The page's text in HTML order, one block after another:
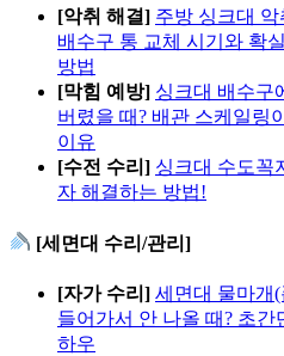
[악취 해결] 주방 싱크대 악
배수구 통 교체 시기와 확
방법
[막힘 예방] 싱크대 배수구
버렸을 때? 배관 스케일링
이유
[수전 수리] 싱크대 수도꼭
자 해결하는 방법!
[세면대 수리/관리]
[자가 수리] 세면대 물마개
들어가서 안 나올 때? 초간
하우